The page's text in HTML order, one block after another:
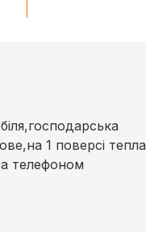
1 поверсі тепла
телефоном